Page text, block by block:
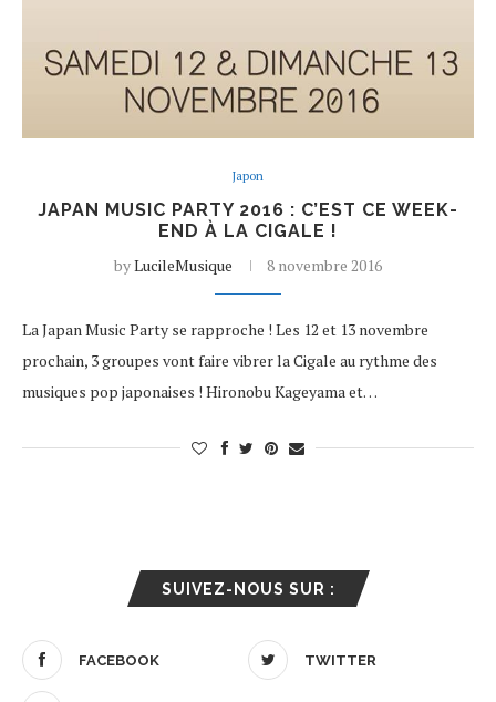
Japon
JAPAN MUSIC PARTY 2016 : C’EST CE WEEK-
END À LA CIGALE !
byLucileMusique 8 novembre 2016
La Japan Music Party se rapproche ! Les 12 et 13 novembre
prochain, 3 groupes vont faire vibrer la Cigale au rythme des
musiques pop japonaises ! Hironobu Kageyama et…
SUIVEZ-NOUS SUR :
FACEBOOK TWITTER